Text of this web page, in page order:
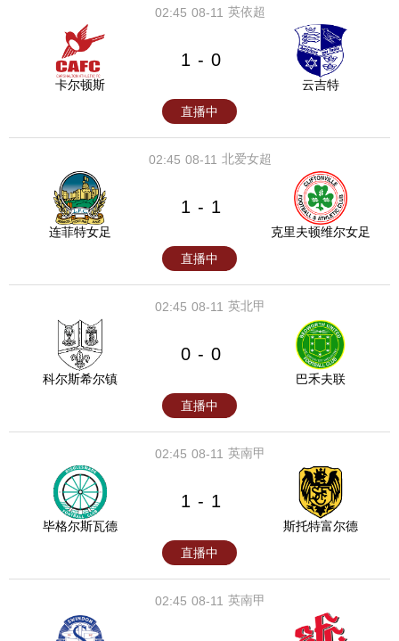
08-11
02:45 英依超
卡尔顿斯
1 - 0
云吉特
直播中
08-11
02:45 北爱女超
连菲特女足
1 - 1
克里夫顿维尔女足
直播中
08-11
02:45 英北甲
科尔斯希尔镇
0 - 0
巴禾夫联
直播中
08-11
02:45 英南甲
毕格尔斯瓦德
1 - 1
斯托特富尔德
直播中
08-11
02:45 英南甲